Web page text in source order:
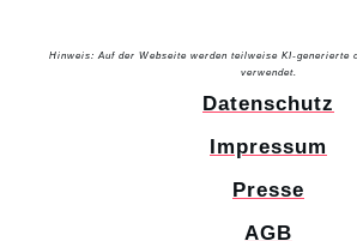
Hinweis: Auf der Webseite werden teilweise KI-generierte
verwendet.
Datenschutz
Impressum
Presse
AGB